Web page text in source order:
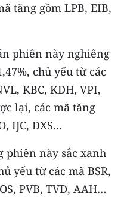
tăng gồm LPB, EIB,
phiên này nghiêng
chủ yếu từ các
KBC, KDH, VPI,
lại, các mã tăng
IJC, DXS…
phiên này sắc xanh
yếu từ các mã BSR,
PVB, TVD, AAH…